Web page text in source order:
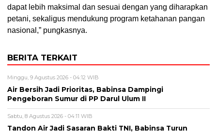
dapat lebih maksimal dan sesuai dengan yang diharapkan
petani, sekaligus mendukung program ketahanan pangan
nasional,” pungkasnya.
BERITA TERKAIT
Minggu, 9 Agustus 2026 - 04:12 WIB
Air Bersih Jadi Prioritas, Babinsa Dampingi
Pengeboran Sumur di PP Darul Ulum II
Sabtu, 8 Agustus 2026 - 04:11 WIB
Tandon Air Jadi Sasaran Bakti TNI, Babinsa Turun